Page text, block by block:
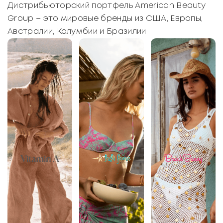
Дистрибьюторский портфель American Beauty
Group – это мировые бренды из США, Европы,
Австралии, Колумбии и Бразилии